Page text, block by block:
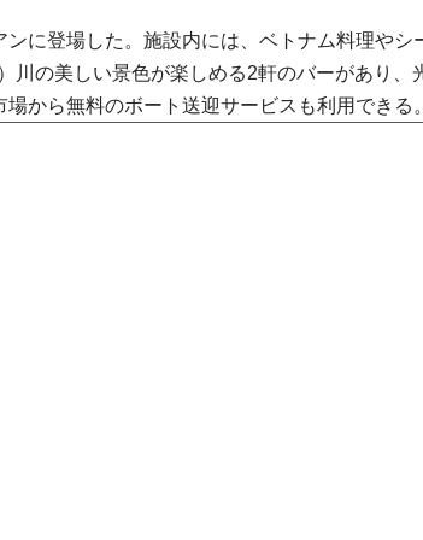
に登場した。施設内には、ベトナム料理やシ
川の美しい景色が楽しめる2軒のバーがあり、
から無料のボート送迎サービスも利用できる。